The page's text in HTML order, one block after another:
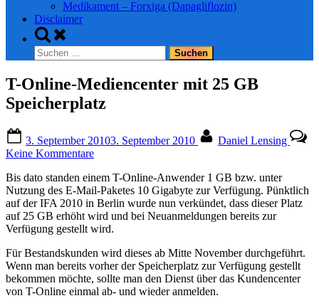
Medikament – Forxiga (Dapagliflozin)
Disclaimer
Toggle
search
form
Suchen
nach:
T-Online-Mediencenter mit 25 GB
Speicherplatz
on
3. September 20103. September 2010
Daniel Lensing
Keine Kommentarezu
Online-
Mediencenter
mit
25
GB
Bis dato standen einem T-Online-Anwender 1 GB bzw. unter
Nutzung des E-Mail-Paketes 10 Gigabyte zur Verfügung. Pünktlich
auf der IFA 2010 in Berlin wurde nun verkündet, dass dieser Platz
auf 25 GB erhöht wird und bei Neuanmeldungen bereits zur
Verfügung gestellt wird.
Für Bestandskunden wird dieses ab Mitte November durchgeführt.
Wenn man bereits vorher der Speicherplatz zur Verfügung gestellt
bekommen möchte, sollte man den Dienst über das Kundencenter
von T-Online einmal ab- und wieder anmelden.